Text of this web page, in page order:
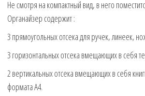
Не смотря на компактный вид, в него
Органайзер содержит :
3 прямоугольных отсека для ручек, линеек,
3 горизонтальных отсека вмещающих в себя
2 вертикальных отсека вмещающих в себя
формата А4.